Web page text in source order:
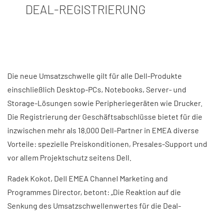
DEAL-REGISTRIERUNG
Die neue Umsatzschwelle gilt für alle Dell-Produkte
einschließlich Desktop-PCs, Notebooks, Server- und
Storage-Lösungen sowie Peripheriegeräten wie Drucker.
Die Registrierung der Geschäftsabschlüsse bietet für die
inzwischen mehr als 18.000 Dell-Partner in EMEA diverse
Vorteile: spezielle Preiskonditionen, Presales-Support und
vor allem Projektschutz seitens Dell.
Radek Kokot, Dell EMEA Channel Marketing and
Programmes Director, betont: „Die Reaktion auf die
Senkung des Umsatzschwellenwertes für die Deal-